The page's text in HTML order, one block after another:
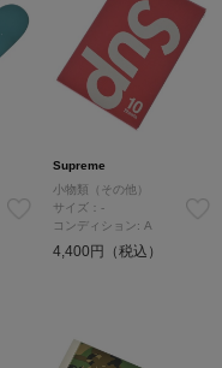
Supreme
小物類（その他）
サイズ：-
コンディション: A
4,400円（税込）